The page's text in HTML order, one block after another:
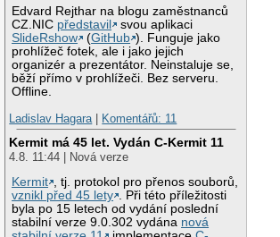
Edvard Rejthar na blogu zaměstnanců
CZ.NIC představil
svou aplikaci
SlideRshow
(GitHub ). Funguje jako
prohlížeč fotek, ale i jako jejich
organizér a prezentátor. Neinstaluje se,
běží přímo v prohlížeči. Bez serveru.
Offline.
Ladislav Hagara| Komentářů: 11
Kermit má 45 let. Vydán C-Kermit 11
4.8. 11:44 | Nová verze
Kermit , tj. protokol pro přenos souborů,
vznikl před 45 lety . Při této příležitosti
byla po 15 letech od vydání poslední
stabilní verze 9.0.302 vydána nová